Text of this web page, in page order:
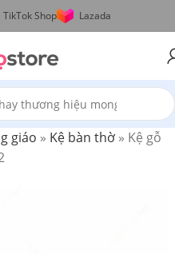
TikTok Shop Lazada
giáo » Kệ bàn thờ » Kệ gỗ